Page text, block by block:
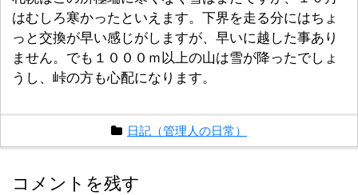
はむしろ寒かったといえます。下界を走る分にはちょ
っと交換が早い感じがしますが、早いに越した事あり
ません。でも１０００ｍ以上の山は雪が降ったでしょ
うし、峠の方も心配になります。
日記（管理人の日常）
コメントを残す